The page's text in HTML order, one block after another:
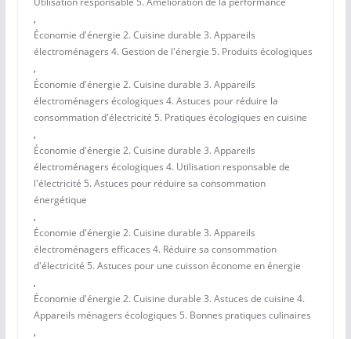
,
Économie d'énergie 2. Cuisine durable 3. Appareils
électroménagers 4. Gestion de l'énergie 5. Produits écologiques
,
Économie d'énergie 2. Cuisine durable 3. Appareils
électroménagers écologiques 4. Astuces pour réduire la
consommation d'électricité 5. Pratiques écologiques en cuisine
,
Économie d'énergie 2. Cuisine durable 3. Appareils
électroménagers écologiques 4. Utilisation responsable de
l'électricité 5. Astuces pour réduire sa consommation
énergétique
,
Économie d'énergie 2. Cuisine durable 3. Appareils
électroménagers efficaces 4. Réduire sa consommation
d'électricité 5. Astuces pour une cuisson économe en énergie
,
Économie d'énergie 2. Cuisine durable 3. Astuces de cuisine 4.
Appareils ménagers écologiques 5. Bonnes pratiques culinaires
,